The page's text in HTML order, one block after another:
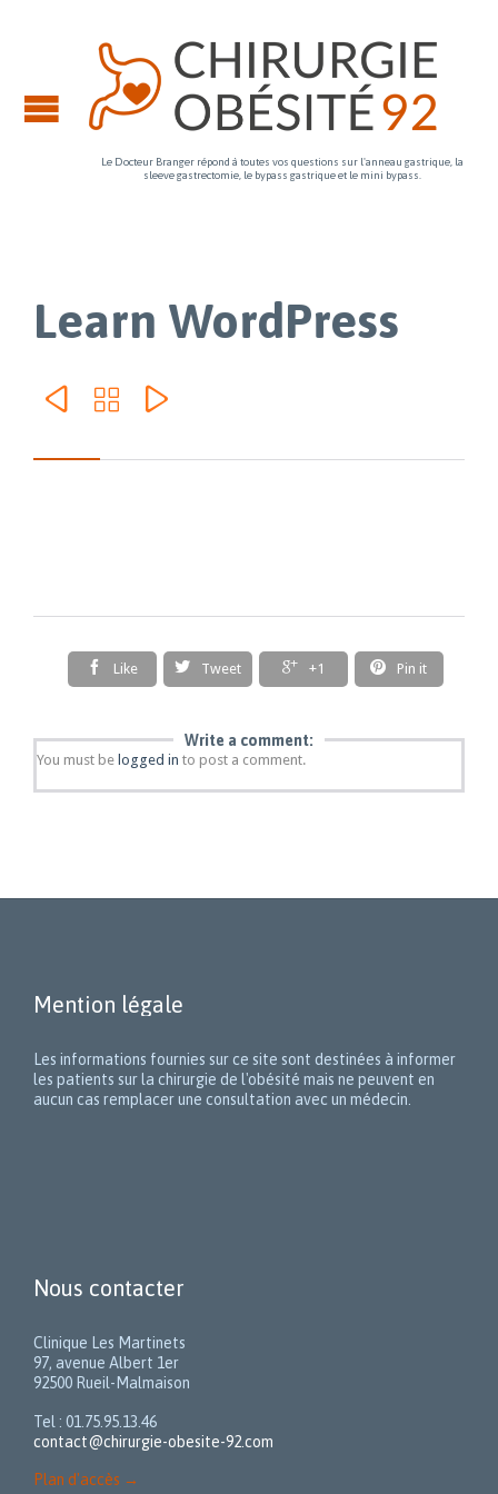
Le Docteur Branger répond à toutes vos questions sur l'anneau gastrique, la
sleeve gastrectomie, le bypass gastrique et le mini bypass.
Learn WordPress
  
 Like  Tweet  +1  Pin it
Write a comment:
You must be logged in to post a comment.
Mention légale
Les informations fournies sur ce site sont destinées à informer
les patients sur la chirurgie de l'obésité mais ne peuvent en
aucun cas remplacer une consultation avec un médecin.
Nous contacter
Clinique Les Martinets
97, avenue Albert 1er
92500 Rueil-Malmaison
Tel : 01.75.95.13.46
contact@chirurgie-obesite-92.com
Plan d'accès →